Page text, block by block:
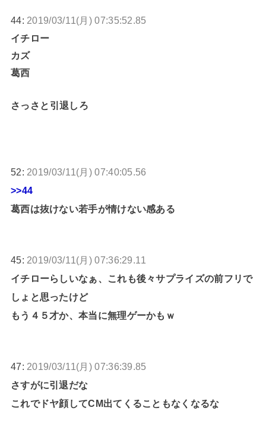
44: 2019/03/11(月) 07:35:52.85
イチロー
カズ
葛西
さっさと引退しろ
52: 2019/03/11(月) 07:40:05.56
>>44
葛西は抜けない若手が情けない感ある
45: 2019/03/11(月) 07:36:29.11
イチローらしいなぁ、これも後々サプライズの前フリで
しょと思ったけど
もう４５才か、本当に無理ゲーかもｗ
47: 2019/03/11(月) 07:36:39.85
さすがに引退だな
これでドヤ顔してCM出てくることもなくなるな